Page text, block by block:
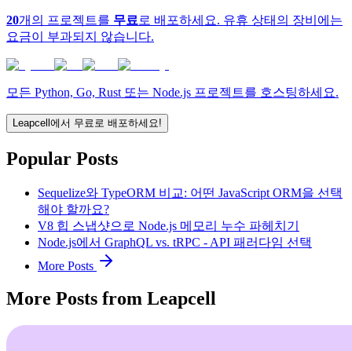
20개의 프로젝트를 무료 로 배포하세요. 유휴 상태의 장비에는
요금이 부과되지 않습니다.
모든 Python, Go, Rust 또는 Node.js 프로젝트를 호스팅하세요.
Leapcell에서 무료로 배포하세요!
Popular Posts
Sequelize와 TypeORM 비교: 어떤 JavaScript ORM을 선택
해야 할까요?
V8 힙 스냅샷으로 Node.js 메모리 누수 파헤치기
Node.js에서 GraphQL vs. tRPC - API 패러다임 선택
More Posts
More Posts from Leapcell